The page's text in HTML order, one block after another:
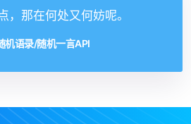
，那在何处又何妨呢。
机语录/随机一言API